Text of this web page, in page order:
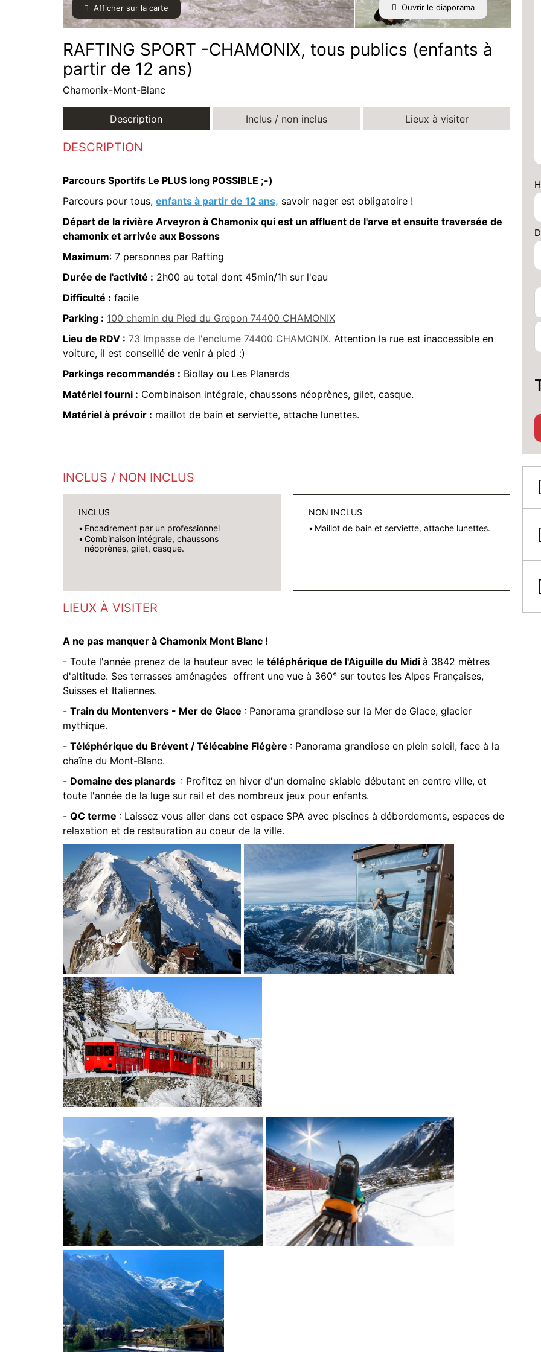
Afficher sur la carte Ouvrir le diaporama
RAFTING SPORT -CHAMONIX, tous publics (enfants à
partir de 12 ans)
Chamonix-Mont-Blanc
Description Inclus / non inclus Lieux à visiter
DESCRIPTION
Parcours Sportifs Le PLUS long POSSIBLE ;-)
Parcours pour tous, enfants à partir de 12 ans, savoir nager est obligatoire !
Départ de la rivière Arveyron à Chamonix qui est un affluent de l'arve et ensuite traversée de
chamonix et arrivée aux Bossons
Maximum: 7 personnes par Rafting
Durée de l'activité : 2h00 au total dont 45min/1h sur l'eau
Difficulté : facile
Parking : 100 chemin du Pied du Grepon 74400 CHAMONIX
Lieu de RDV : 73 Impasse de l'enclume 74400 CHAMONIX. Attention la rue est inaccessible en
voiture, il est conseillé de venir à pied :)
Parkings recommandés : Biollay ou Les Planards
Matériel fourni : Combinaison intégrale, chaussons néoprènes, gilet, casque.
Matériel à prévoir : maillot de bain et serviette, attache lunettes.
INCLUS / NON INCLUS
INCLUS
Encadrement par un professionnel
Combinaison intégrale, chaussons
néoprènes, gilet, casque.
NON INCLUS
Maillot de bain et serviette, attache lunettes.
LIEUX À VISITER
A ne pas manquer à Chamonix Mont Blanc !
- Toute l'année prenez de la hauteur avec le téléphérique de l'Aiguille du Midi à 3842 mètres
d'altitude. Ses terrasses aménagées offrent une vue à 360° sur toutes les Alpes Françaises,
Suisses et Italiennes.
- Train du Montenvers - Mer de Glace : Panorama grandiose sur la Mer de Glace, glacier
mythique.
- Téléphérique du Brévent / Télécabine Flégère : Panorama grandiose en plein soleil, face à la
chaîne du Mont-Blanc.
- Domaine des planards : Profitez en hiver d'un domaine skiable débutant en centre ville, et
toute l'année de la luge sur rail et des nombreux jeux pour enfants.
- QC terme : Laissez vous aller dans cet espace SPA avec piscines à débordements, espaces de
relaxation et de restauration au coeur de la ville.